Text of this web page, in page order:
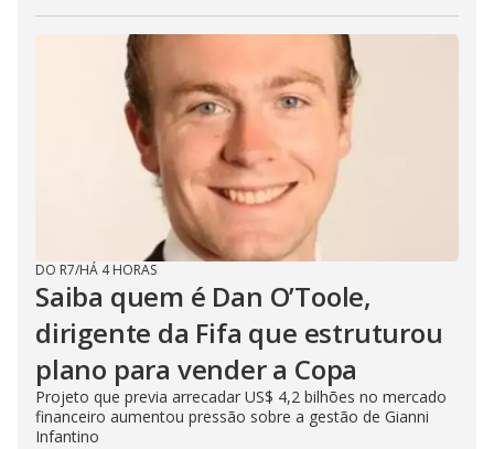
DO R7/HÁ 4 HORAS
Saiba quem é Dan O’Toole,
dirigente da Fifa que estruturou
plano para vender a Copa
Projeto que previa arrecadar US$ 4,2 bilhões no mercado
financeiro aumentou pressão sobre a gestão de Gianni
Infantino